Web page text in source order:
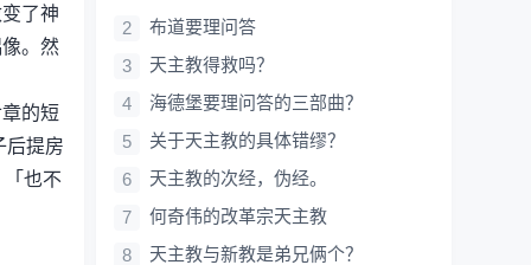
了神
。然
的短
后提房
「也不
布道要理问答
天主教得救吗？
海德堡要理问答的三部曲？
关于天主教的具体错缪？
天主教的次经，伪经。
何奇伟的改革宗天主教
天主教与新教是弟兄俩个？